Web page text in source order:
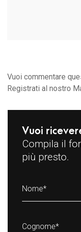
Vuoi commentare
Registrati al nostro
Vuoi
Compila il
più presto.
Nome*
Cognome*